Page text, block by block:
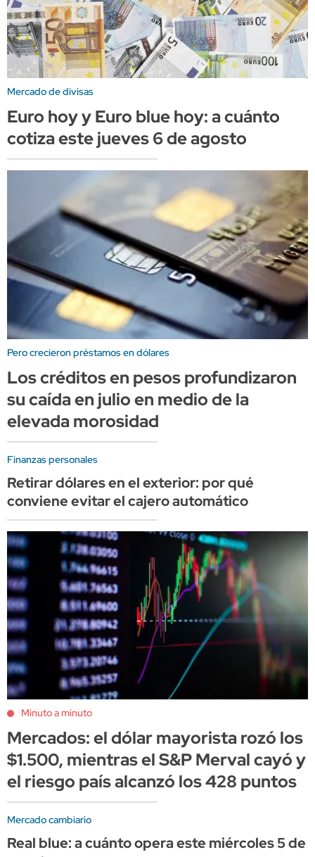
Mercado de divisas
Euro hoy y Euro blue hoy: a cuánto
cotiza este jueves 6 de agosto
Pero crecieron préstamos en dólares
Los créditos en pesos profundizaron
su caída en julio en medio de la
elevada morosidad
Finanzas personales
Retirar dólares en el exterior: por qué
conviene evitar el cajero automático
Minuto a minuto
Mercados: el dólar mayorista rozó los
$1.500, mientras el S&P Merval cayó y
el riesgo país alcanzó los 428 puntos
Mercado cambiario
Real blue: a cuánto opera este miércoles 5 de